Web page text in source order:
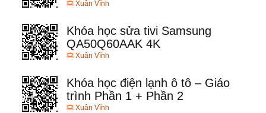
Xuân Vĩnh
Khóa học sửa tivi Samsung
QA50Q60AAK 4K
Xuân Vĩnh
Khóa học điện lạnh ô tô – Giáo
trình Phần 1 + Phần 2
Xuân Vĩnh